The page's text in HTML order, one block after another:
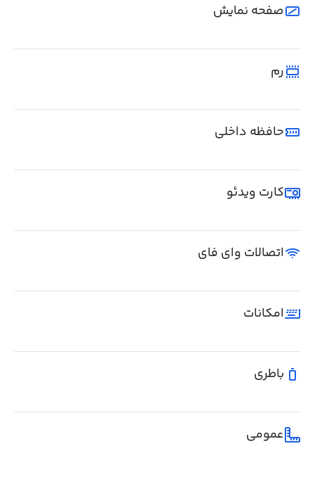
صفحه نمایش
رم
حافظه داخلی
کارت ویدئو
اتصالات وای فای
امکانات
باطری
عمومی